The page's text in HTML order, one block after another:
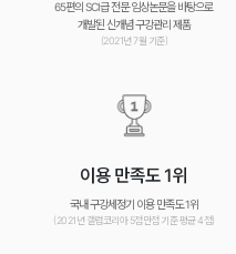
65편의 SCI급 전문 임상논문을 바탕으로
개발된 신개념 구강관리 제품
(2021년 7월 기준)
이용 만족도 1위
국내 구강세정기 이용 만족도 1위
(2021년 갤럽코리아 5점만점 기준 평균 4점)